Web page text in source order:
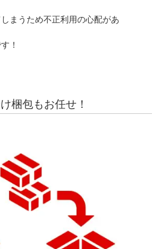
まうため不正利用の心配があ
！
梱包もお任せ！